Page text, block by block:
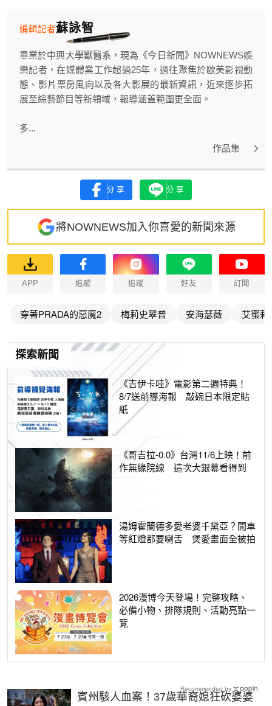
蘇詠智
編輯記者
畢業於中興大學獸醫系，現為《今日新聞》NOWNEWS娛
樂記者，在媒體業工作超過25年，過往聚焦於歐美影視動
態、影片票房風向以及各大影展的最新資訊，近來逐步拓
展至綜藝節目等新領域，報導涵蓋範圍更全面。
多...
作品集
分享 分享
將NOWNEWS加入你喜愛的新聞來源
APP 追蹤 追蹤 好友 訂閱
穿著PRADA的惡魔2 梅莉史翠普 安海瑟薇 艾蜜莉
探索新聞
《吉伊卡哇》電影第二週特典！
8/7送前導海報 敲碗日本限定貼
紙
《哥吉拉-0.0》台灣11/6上映！前
作無緣院線 這次大銀幕看得到
湯姆霍蘭德多愛老婆千黛亞？開車
等紅燈都要喇舌 煲愛畫面全被拍
2026漫博今天登場！完整攻略、
必備小物、排隊規則、活動亮點一
覽
賓州駭人血案！37歲華裔媳狂砍婆婆
Recommended by